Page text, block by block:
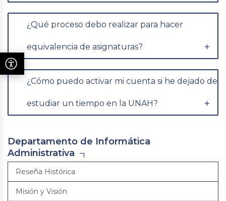
¿Qué proceso debo realizar para hacer
equivalencia de asignaturas?
¿Cómo puedo activar mi cuenta si he dejado de
estudiar un tiempo en la UNAH?
Departamento de Informática
Administrativa
Reseña Histórica
Misión y Visión